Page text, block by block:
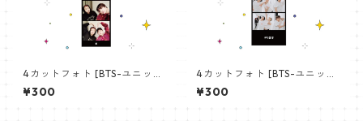
4カットフォト [BTS-ユニット
01] 4CUT PHOTO BTS- UNI
T 01
¥300
4カットフォト [BTS-ユニット
03] 4CUT PHOTO BTS- UNI
T 03
¥300